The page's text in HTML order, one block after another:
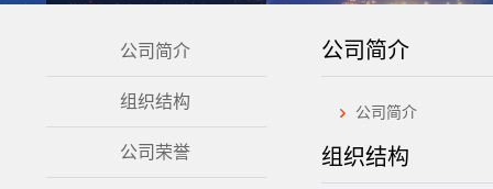
公司简介
组织结构
公司荣誉
公司简介
公司简介
组织结构